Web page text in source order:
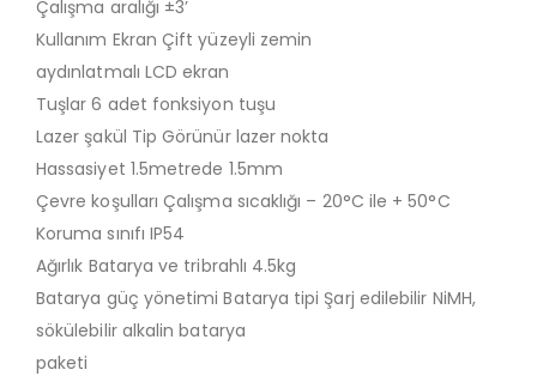
Çalışma aralığı ±3’
Kullanım Ekran Çift yüzeyli zemin
aydınlatmalı LCD ekran
Tuşlar 6 adet fonksiyon tuşu
Lazer şakül Tip Görünür lazer nokta
Hassasiyet 1.5metrede 1.5mm
Çevre koşulları Çalışma sıcaklığı – 20°C ile + 50°C
Koruma sınıfı IP54
Ağırlık Batarya ve tribrahlı 4.5kg
Batarya güç yönetimi Batarya tipi Şarj edilebilir NiMH,
sökülebilir alkalin batarya
paketi